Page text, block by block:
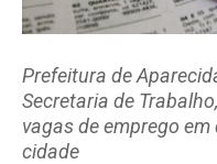
Prefeitura de
Secretaria de
vagas de emprego
cidade